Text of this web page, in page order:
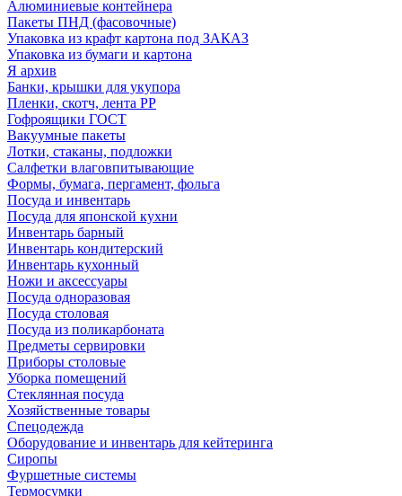
Алюминиевые контейнера
Пакеты ПНД (фасовочные)
Упаковка из крафт картона под ЗАКАЗ
Упаковка из бумаги и картона
Я архив
Банки, крышки для укупора
Пленки, скотч, лента РР
Гофроящики ГОСТ
Вакуумные пакеты
Лотки, стаканы, подложки
Салфетки влаговпитывающие
Формы, бумага, пергамент, фольга
Посуда и инвентарь
Посуда для японской кухни
Инвентарь барный
Инвентарь кондитерский
Инвентарь кухонный
Ножи и аксессуары
Посуда одноразовая
Посуда столовая
Посуда из поликарбоната
Предметы сервировки
Приборы столовые
Уборка помещений
Стеклянная посуда
Хозяйственные товары
Спецодежда
Оборудование и инвентарь для кейтеринга
Сиропы
Фуршетные системы
Термосумки